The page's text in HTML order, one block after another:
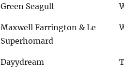
Green Seagull
Maxwell Farrington & Le
Superhomard
Dayydream